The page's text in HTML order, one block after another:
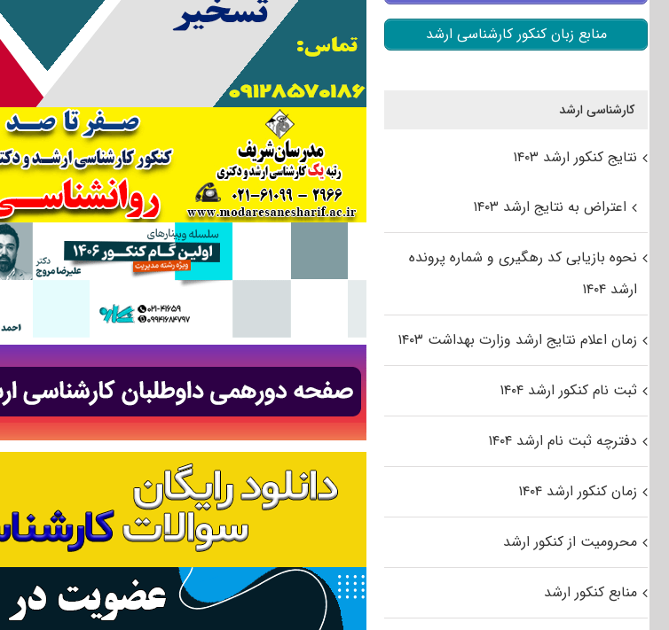
منابع زبان کنکور کارشناسی ارشد
کارشناسی ارشد
نتایج کنکور ارشد ۱۴۰۳
اعتراض به نتایج ارشد ۱۴۰۳
نحوه بازیابی کد رهگیری و شماره پرونده
ارشد ۱۴۰۴
زمان اعلام نتایج ارشد وزارت بهداشت ۱۴۰۳
ثبت نام کنکور ارشد ۱۴۰۴
دفترچه ثبت نام ارشد ۱۴۰۴
زمان کنکور ارشد ۱۴۰۴
محرومیت از کنکور ارشد
منابع کنکور ارشد